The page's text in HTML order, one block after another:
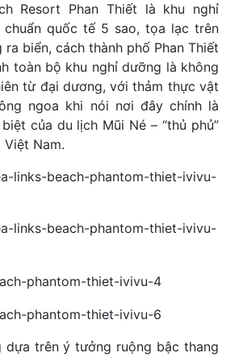
Resort Phan Thiết là khu nghỉ
quốc tế 5 sao, tọa lạc trên
biển, cách thành phố Phan Thiết
toàn bộ khu nghỉ dưỡng là không
từ đại dương, với thảm thực vật
ngoa khi nói nơi đây chính là
của du lịch Mũi Né – “thủ phủ”
Nam.
trên ý tưởng ruộng bậc thang